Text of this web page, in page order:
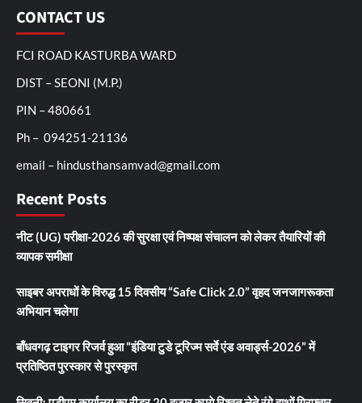
CONTACT US
FCI ROAD KASTURBA WARD
DIST – SEONI (M.P.)
PIN – 480661
Ph – 094251-21136
email – hindusthansamvad@gmail.com
Recent Posts
नीट (UG) परीक्षा-2026 की सुरक्षा एवं निष्पक्ष संचालन को लेकर तैयारियों की
व्यापक समीक्षा
साइबर अपराधों के विरुद्ध 15 दिवसीय “Safe Click 2.0” वृहद जनजागरूकता
अभियान चलेगा
बाँधवगढ़ टाइगर रिजर्व हुआ “इंडिया टुडे टूरिज्म सर्वे एंड अवार्ड्स-2026” में
प्रतिष्ठित पुरस्कार से पुरस्कृत